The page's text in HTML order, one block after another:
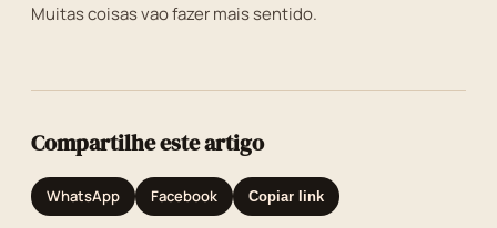
Muitas coisas vao fazer mais sentido.
Compartilhe este artigo
WhatsApp Facebook Copiar link